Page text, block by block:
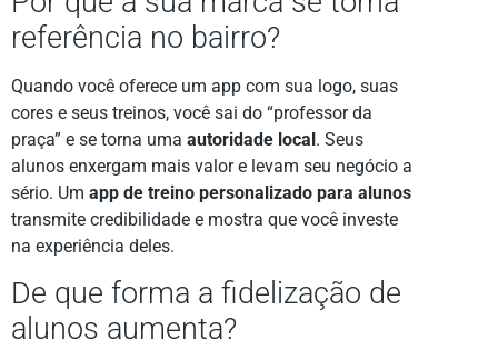
referência no bairro?
Quando você oferece um app com sua logo, suas
cores e seus treinos, você sai do “professor da
praça” e se torna uma autoridade local. Seus
alunos enxergam mais valor e levam seu negócio a
sério. Um app de treino personalizado para alunos
transmite credibilidade e mostra que você investe
na experiência deles.
De que forma a fidelização de
alunos aumenta?